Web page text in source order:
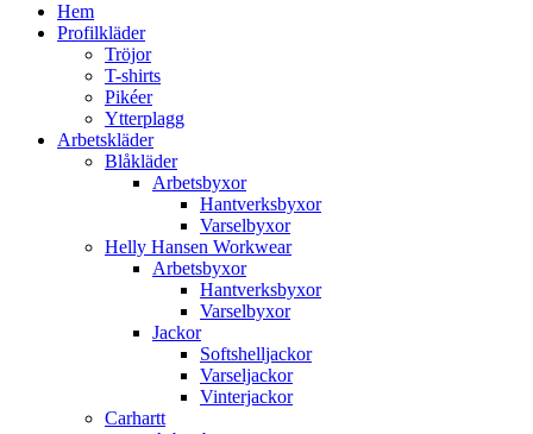
Hem
Profilkläder
Tröjor
T-shirts
Pikéer
Ytterplagg
Arbetskläder
Blåkläder
Arbetsbyxor
Hantverksbyxor
Varselbyxor
Helly Hansen Workwear
Arbetsbyxor
Hantverksbyxor
Varselbyxor
Jackor
Softshelljackor
Varseljackor
Vinterjackor
Carhartt